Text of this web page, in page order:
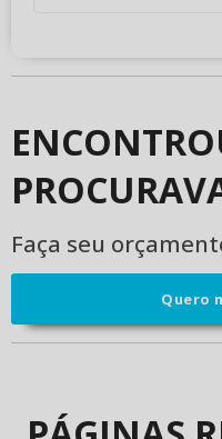
Faça seu
Quero